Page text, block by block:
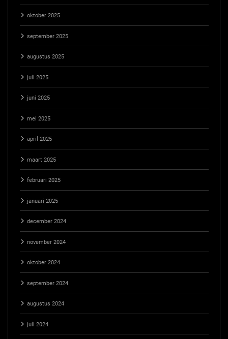
oktober 2025
september 2025
augustus 2025
juli 2025
juni 2025
mei 2025
april 2025
maart 2025
februari 2025
januari 2025
december 2024
november 2024
oktober 2024
september 2024
augustus 2024
juli 2024